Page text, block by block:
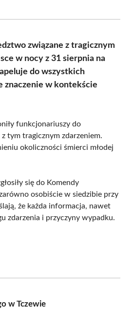
(Twitter)
związane z tragicznym
w nocy z 31 sierpnia na
do wszystkich
znaczenie w kontekście
funkcjonariuszy do
tym tragicznym zdarzeniem.
okoliczności śmierci młodej
się do Komendy
osobiście w siedzibie przy
że każda informacja, nawet
zdarzenia i przyczyny wypadku.
w Tczewie